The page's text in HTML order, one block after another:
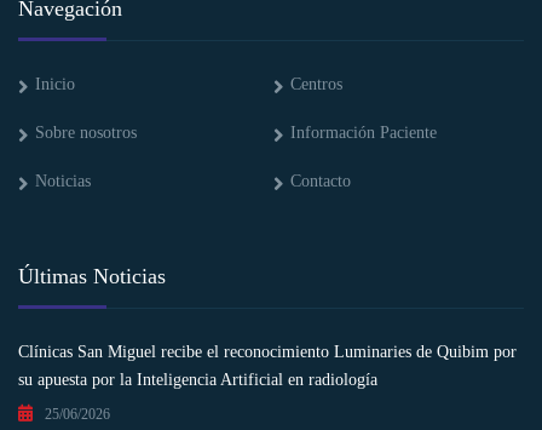
Navegación
Inicio Centros
Sobre nosotros Información Paciente
Noticias Contacto
Últimas Noticias
Clínicas San Miguel recibe el reconocimiento Luminaries de Quibim por
su apuesta por la Inteligencia Artificial en radiología
25/06/2026